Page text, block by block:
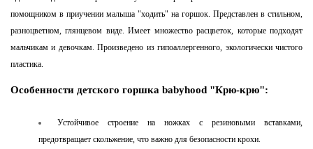
помощником в приучении малыша "ходить" на горшок. Представлен в стильном,
разноцветном, глянцевом виде. Имеет множество расцветок, которые подходят
мальчикам и девочкам. Произведено из гипоаллергенного, экологически чистого
пластика.
Особенности детского горшка babyhood "Крю-крю":
Устойчивое строение на ножках с резиновыми вставками,
предотвращает скольжение, что важно для безопасности крохи.